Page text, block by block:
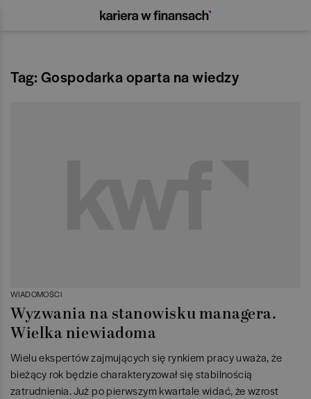
Tag: Gospodarka oparta na wiedzy
WIADOMOŚCI
Wyzwania na stanowisku managera.
Wielka niewiadoma
Wielu ekspertów zajmujących się rynkiem pracy uważa, że
bieżący rok będzie charakteryzował się stabilnością
zatrudnienia. Już po pierwszym kwartale widać, że wzrost